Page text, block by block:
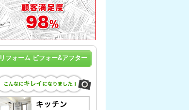
リフォーム ビフォー&アフター